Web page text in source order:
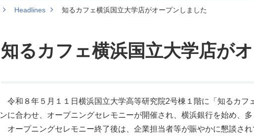
Headlines 知るカフェ横浜国立大学店がオープンしました
知るカフェ横浜国立大学店が
令和８年５月１１日横浜国立大学高等研究院2号棟１階に「知るカフ
ンに合わせ、オープニングセレモニーが開催され、横浜銀行を始め、多
オープニングセレモニー終了後は、企業担当者等が賑やかに懇談され